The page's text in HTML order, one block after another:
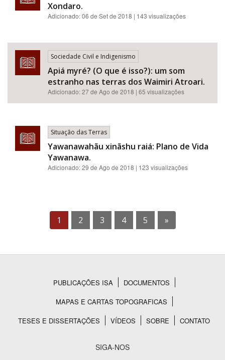
Xondaro.
Adicionado:06 de Set de 2018 | 143 visualizações
Sociedade Civil e Indigenismo
Apiá myré? (O que é isso?): um som
estranho nas terras dos Waimiri Atroari.
Adicionado:27 de Ago de 2018 | 65 visualizações
Situação das Terras
Yawanawahãu xinãshu raiá: Plano de Vida
Yawanawa.
Adicionado:29 de Ago de 2018 | 123 visualizações
1 2 3 4 5 »
Rodapé
PUBLICAÇÕES ISA
DOCUMENTOS
MAPAS E CARTAS TOPOGRAFICAS
TESES E DISSERTAÇÕES
VÍDEOS SOBRE CONTATO
SIGA-NOS